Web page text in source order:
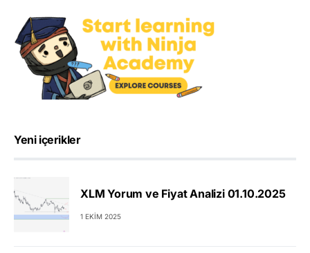
Yeni içerikler
XLM Yorum ve Fiyat Analizi 01.10.2025
1 EKIM 2025